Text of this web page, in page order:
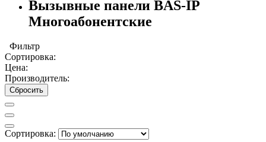
Вызывные панели BAS-IP
Многоабонентские
Фильтр
Сортировка:
Цена:
Производитель:
Сбросить
Сортировка: